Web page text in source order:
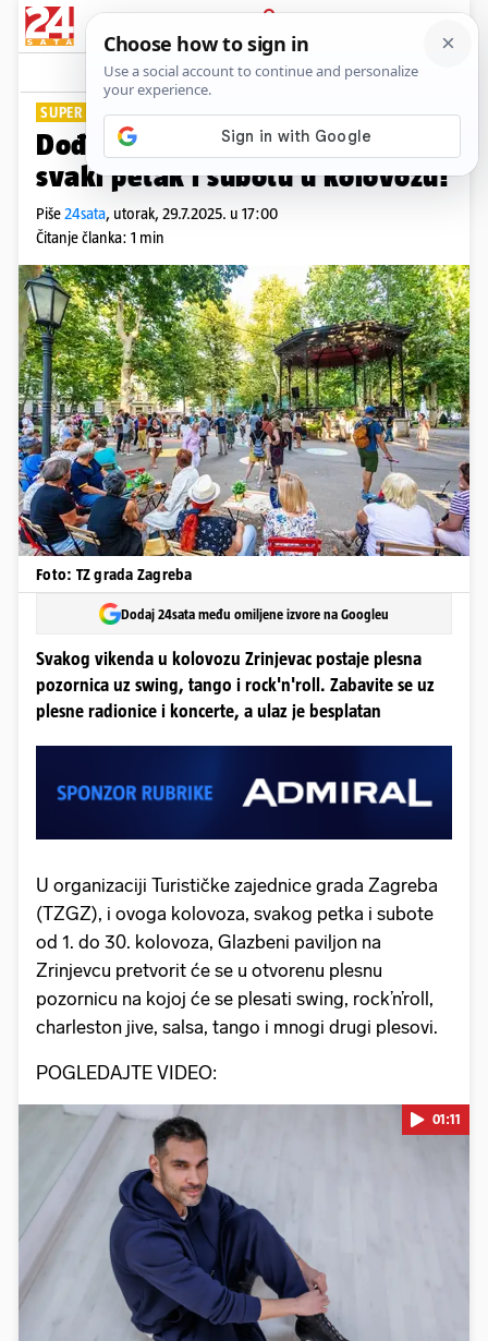
PRIJAVA
Lifestyle Komentari
SUPER ZABAVA
Dođite na plesnjak na Zrinjevcu
svaki petak i subotu u kolovozu!
Piše24sata, utorak, 29.7.2025. u 17:00
Čitanje članka: 1 min
Foto: TZ grada Zagreba
Dodaj 24sata među omiljene izvore na Googleu
Svakog vikenda u kolovozu Zrinjevac postaje plesna
pozornica uz swing, tango i rock'n'roll. Zabavite se uz
plesne radionice i koncerte, a ulaz je besplatan
U organizaciji Turističke zajednice grada Zagreba
(TZGZ), i ovoga kolovoza, svakog petka i subote
od 1. do 30. kolovoza, Glazbeni paviljon na
Zrinjevcu pretvorit će se u otvorenu plesnu
pozornicu na kojoj će se plesati swing, rock’n’roll,
charleston jive, salsa, tango i mnogi drugi plesovi.
POGLEDAJTE VIDEO:
Pokretanje videa...
01:11